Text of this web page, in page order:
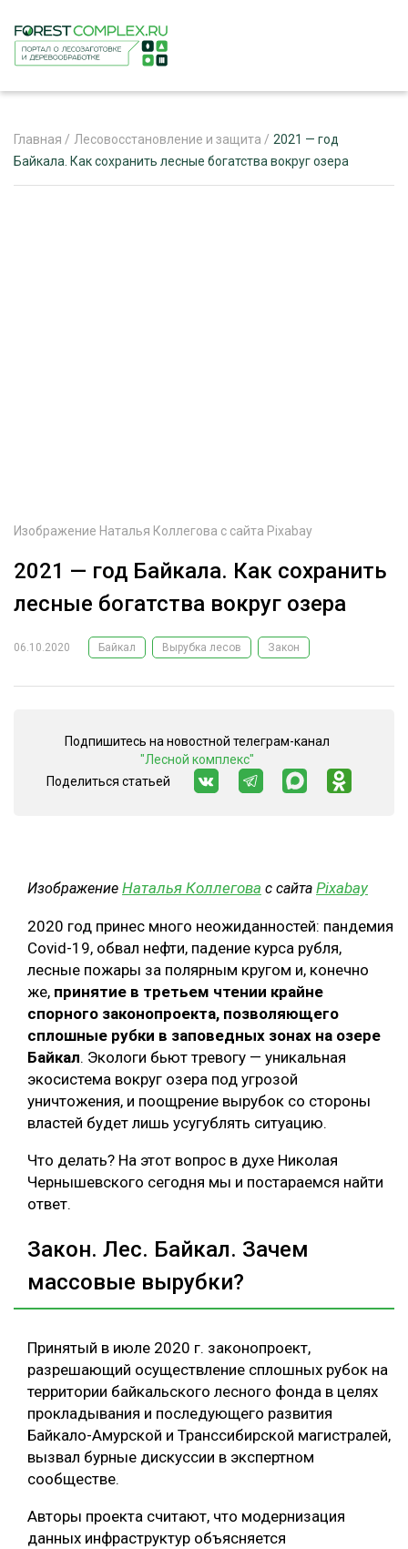
ЛЕСОВОССТАНОВЛЕНИЕ И ЗАЩИТА
ЛОГИСТИКА
ПРОИЗВОДСТВО ДРЕВЕСНЫХ ПЛИТ
ДЕРЕВЯННОЕ ДОМОСТРОЕНИЕ
БЕЗОПАСНОЕ ПРОИЗВОДСТВО
ТЕМАТИЧЕСКИЕ ПРОЕКТЫ
ПОДБОРКИ СТАТЕЙ
Главная / Лесовосстановление и защита / 2021 — год
Байкала. Как сохранить лесные богатства вокруг озера
Изображение Наталья Коллегова с сайта Pixabay
2021 — год Байкала. Как сохранить
лесные богатства вокруг озера
06.10.2020 Байкал Вырубка лесов Закон
Изображение Наталья Коллегова с сайта Pixabay
2020 год принес много неожиданностей: пандемия
Covid-19, обвал нефти, падение курса рубля,
лесные пожары за полярным кругом и, конечно
же, принятие в третьем чтении крайне
спорного законопроекта, позволяющего
сплошные рубки в заповедных зонах на озере
Байкал. Экологи бьют тревогу — уникальная
экосистема вокруг озера под угрозой
уничтожения, и поощрение вырубок со стороны
властей будет лишь усугублять ситуацию.
Что делать? На этот вопрос в духе Николая
Чернышевского сегодня мы и постараемся найти
ответ.
Закон. Лес. Байкал. Зачем
массовые вырубки?
Принятый в июле 2020 г. законопроект,
разрешающий осуществление сплошных рубок на
территории байкальского лесного фонда в целях
прокладывания и последующего развития
Байкало-Амурской и Транссибирской магистралей,
вызвал бурные дискуссии в экспертном
сообществе.
Авторы проекта считают, что модернизация
данных инфраструктур объясняется
Подпишитесь на новостной телеграм-канал
"Лесной комплекс"
Поделиться статьей